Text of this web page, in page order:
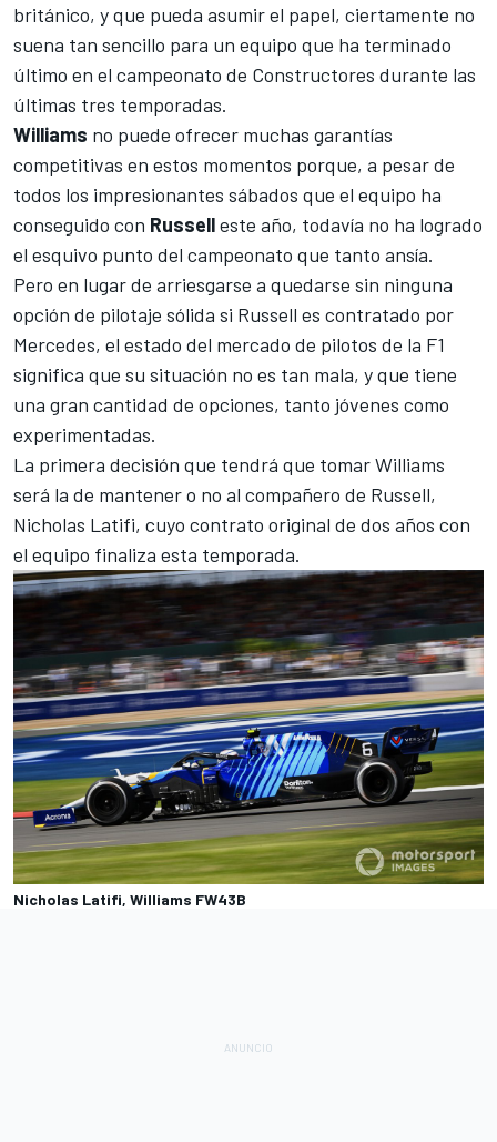
británico, y que pueda asumir el papel, ciertamente no
suena tan sencillo para un equipo que ha terminado
último en el campeonato de Constructores durante las
últimas tres temporadas.
Williams no puede ofrecer muchas garantías
competitivas en estos momentos porque, a pesar de
todos los impresionantes sábados que el equipo ha
conseguido con Russelleste año, todavía no ha logrado
el esquivo punto del campeonato que tanto ansía.
Pero en lugar de arriesgarse a quedarse sin ninguna
opción de pilotaje sólida si Russell es contratado por
Mercedes, el estado del mercado de pilotos de la F1
significa que su situación no es tan mala, y que tiene
una gran cantidad de opciones, tanto jóvenes como
experimentadas.
La primera decisión que tendrá que tomar Williams
será la de mantener o no al compañero de Russell,
Nicholas Latifi, cuyo contrato original de dos años con
el equipo finaliza esta temporada.
Nicholas Latifi, Williams FW43B